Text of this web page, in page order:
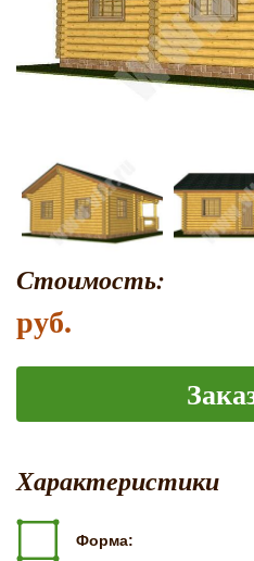
Стоимость:
руб.
Характеристики
Форма: